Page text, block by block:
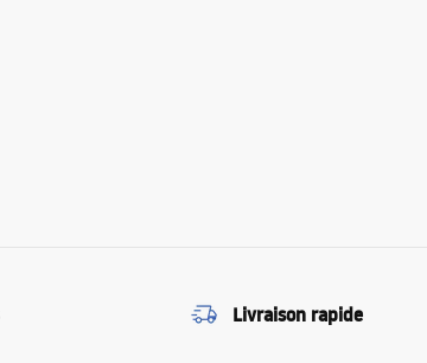
Livraison rapide